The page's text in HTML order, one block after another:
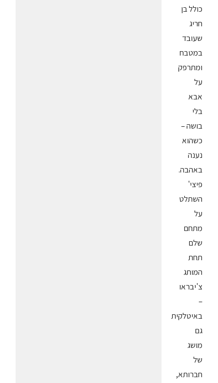
כולל בן
חריג
שעובד
במטבח
ומתרפק
על
אבא
בלי
בושה –
כשהוא
נענה
באהבה.
פיצי'
השתלט
על
מתחם
שלם
תחת
המותג
צ'יבראו
–
באיטלקית
גם
מושג
של
חברותא,